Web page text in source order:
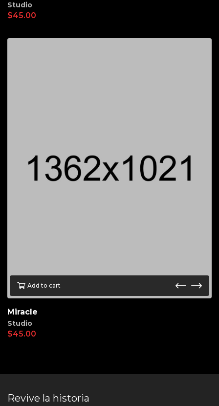
Studio
$45.00
Add to cart
Miracle
Studio
$45.00
Revive la historia